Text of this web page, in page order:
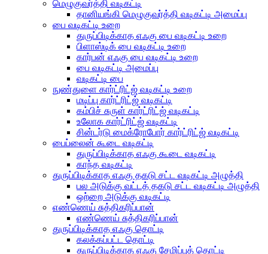
மெழுகுவர்த்தி வடிகட்டி
தானியங்கி மெழுகுவர்த்தி வடிகட்டி அமைப்பு
பை வடிகட்டி உறை
துருப்பிடிக்காத எஃகு பை வடிகட்டி உறை
பிளாஸ்டிக் பை வடிகட்டி உறை
கார்பன் எஃகு பை வடிகட்டி உறை
பை வடிகட்டி அமைப்பு
வடிகட்டி பை
நுண்துளை கார்ட்ரிட்ஜ் வடிகட்டி உறை
மடிப்பு கார்ட்ரிட்ஜ் வடிகட்டி
கம்பிச் சுருள் கார்ட்ரிட்ஜ் வடிகட்டி
உலோக கார்ட்ரிட்ஜ் வடிகட்டி
சின்டர்டு மைக்ரோபோர் கார்ட்ரிட்ஜ் வடிகட்டி
பைப்லைன் கூடை வடிகட்டி
துருப்பிடிக்காத எஃகு கூடை வடிகட்டி
காந்த வடிகட்டி
துருப்பிடிக்காத எஃகு தகடு சட்ட வடிகட்டி அழுத்தி
பல அடுக்கு வட்டத் தகடு சட்ட வடிகட்டி அழுத்தி
ஒற்றை அடுக்கு வடிகட்டி
எண்ணெய் சுத்திகரிப்பான்
எண்ணெய் சுத்திகரிப்பான்
துருப்பிடிக்காத எஃகு தொட்டி
கலக்கப்பட்ட தொட்டி
துருப்பிடிக்காத எஃகு சேமிப்புத் தொட்டி